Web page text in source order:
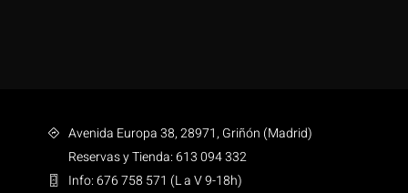
Avenida Europa 38, 28971, Griñón (Madrid)
Reservas y Tienda: 613 094 332
Info: 676 758 571 (L a V 9-18h)